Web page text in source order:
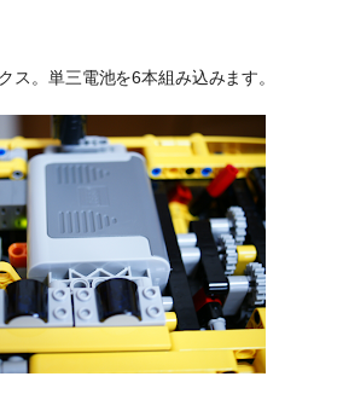
ス。単三電池を6本組み込みます。